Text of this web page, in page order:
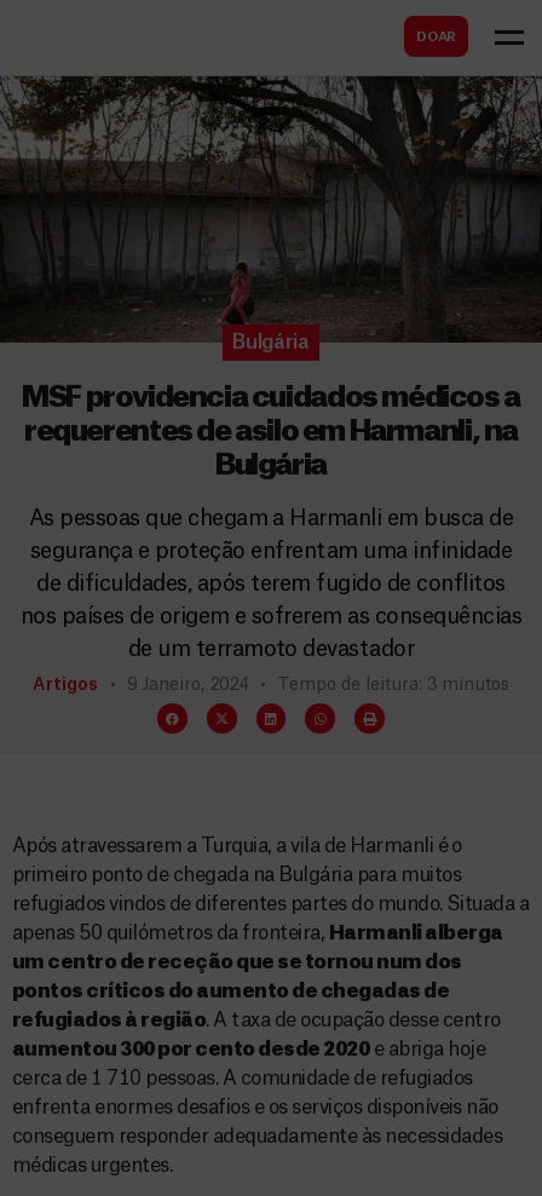
DOAR
a
r
Bulgária
MSF providencia cuidados médicos a
requerentes de asilo em Harmanli, na
Bulgária
As pessoas que chegam a Harmanli em busca de
segurança e proteção enfrentam uma infinidade
de dificuldades, após terem fugido de conflitos
nos países de origem e sofrerem as consequências
de um terramoto devastador
Artigos 9 Janeiro, 2024 Tempo de leitura: 3 minutos
Após atravessarem a Turquia, a vila de Harmanli é o
primeiro ponto de chegada na Bulgária para muitos
refugiados vindos de diferentes partes do mundo. Situada a
apenas 50 quilómetros da fronteira, Harmanli alberga
um centro de receção que se tornou num dos
pontos críticos do aumento de chegadas de
refugiados à região. A taxa de ocupação desse centro
aumentou 300 por cento desde 2020e abriga hoje
cerca de 1 710 pessoas. A comunidade de refugiados
enfrenta enormes desafios e os serviços disponíveis não
conseguem responder adequadamente às necessidades
médicas urgentes.
s
c
a
r